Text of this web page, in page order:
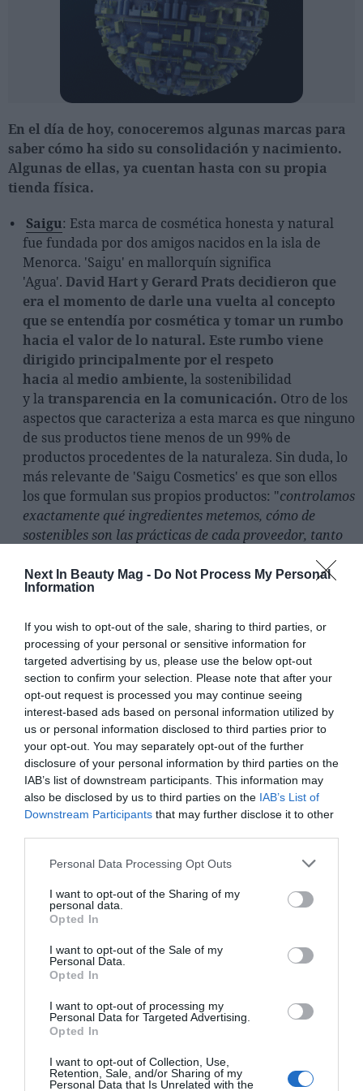
Next In Beauty Mag - Do Not Process My Personal
Information
If you wish to opt-out of the sale, sharing to third parties, or
processing of your personal or sensitive information for
targeted advertising by us, please use the below opt-out
section to confirm your selection. Please note that after your
opt-out request is processed you may continue seeing
interest-based ads based on personal information utilized by
us or personal information disclosed to third parties prior to
your opt-out. You may separately opt-out of the further
disclosure of your personal information by third parties on the
IAB’s list of downstream participants. This information may
also be disclosed by us to third parties on the IAB’s List of
Downstream Participants that may further disclose it to other
Personal Data Processing Opt Outs
I want to opt-out of the Sharing of my
personal data.
Opted In
I want to opt-out of the Sale of my
Personal Data.
Opted In
I want to opt-out of processing my
Personal Data for Targeted Advertising.
Opted In
I want to opt-out of Collection, Use,
Retention, Sale, and/or Sharing of my
Personal Data that Is Unrelated with the
En el día de hoy, conoceremos algunas marcas para
saber cómo ha sido su consolidación y nacimiento.
Algunas de ellas, ya cuentan hasta con su propia
tienda física.
Saigu: Esta marca de cosmética honesta y natural
fue fundada por dos amigos nacidos en la isla de
Menorca. 'Saigu' en mallorquín significa
'Agua'. David Hart y Gerard Prats decidieron que
era el momento de darle una vuelta al concepto
que se entendía por cosmética y tomar un rumbo
hacia el valor de lo natural. Este rumbo viene
dirigido principalmente por el respeto
hacia almedio ambiente, la sostenibilidad
y la transparencia en la comunicación. Otro de los
aspectos que caracteriza a esta marca es que ninguno
de sus productos tiene menos de un 99% de
productos procedentes de la naturaleza. Sin duda, lo
más relevante de 'Saigu Cosmetics' es que son ellos
los que formulan sus propios productos: "controlamos
exactamente qué ingredientes metemos, cómo de
sostenibles son las prácticas de cada proveedor, tanto
envases y elpackaging , ynos aseguramos que
podemos entrar y salir del laboratorio tantas veces
puedan competir con los mejores del mercado. Es una
práctica que no se suele hacer porque es más costosa
que simplemente pedir el producto a un laboratorio
externo, pero es una de las señas de identidad de Saigu
y estamos muy orgullosos de ella" explicaba hace unos
años Gerard en una entrevista realizada a 'Hapers
Baazars'. Gerard y David están de enhorabuena, ya que
a finales del mes de febrero inauguraron su primer punto
de venta físico en la ciudad de Barcelona, en el que
cuentan con u laboratorio para hacer gala de su
Lylak Beauty:co-creada por Leticia Sánchez, o más
conocida como@mycrazymakeup
, esta creadora de
contenido 'beauty' también ha dado el salto a
confeccionar su propia marca de maquillaje. Este
lanzamiento se vio apoyado y respaldado también por
dedicadas al mundo del maquillaje especialmente. 'Lylak
Beauty' es vegana, cruelty free y nace bajo la premisa de
propio y tu autoestima. Esta marca tan joven (salió hace
escasas dos semanas) ya ha conseguido unos números